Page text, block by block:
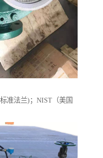
准法兰)；NIST（美国